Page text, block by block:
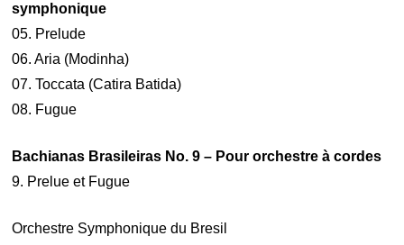
symphonique
05. Prelude
06. Aria (Modinha)
07. Toccata (Catira Batida)
08. Fugue
Bachianas Brasileiras No. 9 – Pour orchestre à cordes
9. Prelue et Fugue
Orchestre Symphonique du Bresil